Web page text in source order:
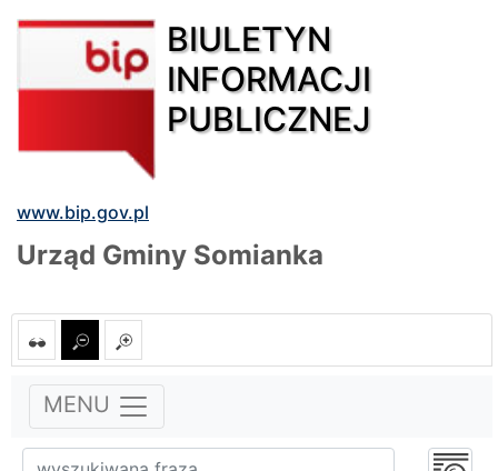
BIULETYN
INFORMACJI
PUBLICZNEJ
www.bip.gov.pl
Urząd Gminy Somianka
MENU